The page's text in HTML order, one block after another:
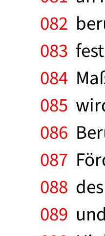
082
083
084
085
086
087
088
089